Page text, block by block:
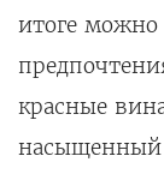
итоге
красные
насыщенный